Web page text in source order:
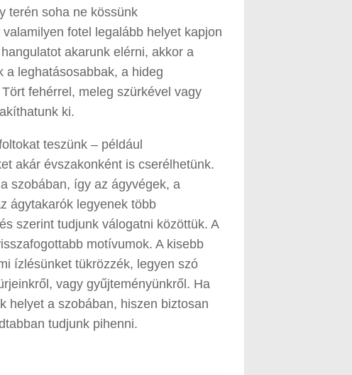
terén soha ne kössünk
fotel legalább helyet kapjon
akarunk elérni, akkor a
a leghatásosabbak, a hideg
fehérrel, meleg szürkével vagy
ki.
teszünk – például
akár évszakonként is cserélhetünk.
szobában, így az ágyvégek, a
ágytakarók legyenek több
szerint tudjunk válogatni közöttük. A
motívumok. A kisebb
ízlésünket tükrözzék, legyen szó
vagy gyűjteményünkről. Ha
helyet a szobában, hiszen biztosan
tudjunk pihenni.